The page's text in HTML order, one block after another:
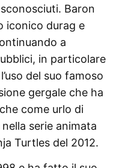
Baron
iconico durag e
a
in particolare
del suo famoso
gergale che ha
come urlo di
serie animata
Turtles del 2012.